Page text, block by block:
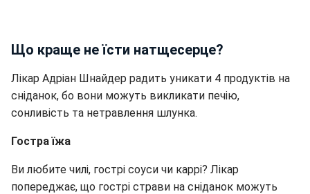
Що краще не їсти натщесерце?
Лікар Адріан Шнайдер радить уникати 4 продуктів на
сніданок, бо вони можуть викликати печію,
сонливість та нетравлення шлунка.
Гостра їжа
Ви любите чилі, гострі соуси чи каррі? Лікар
попереджає, що гострі страви на сніданок можуть